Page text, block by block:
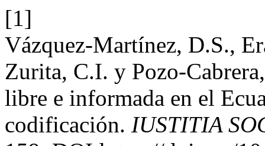
[1]
Vázquez-Martínez, D.S.,
Zurita, C.I. y Pozo-
libre e informada en el
codificación. IUSTITIA